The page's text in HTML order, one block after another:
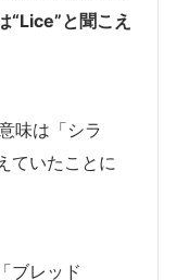
“Lice”と聞こえ
味は「シラ
ていたことに
ブレッド